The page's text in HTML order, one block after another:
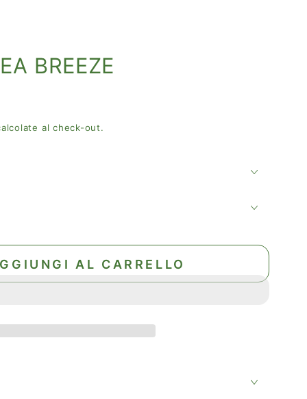
BREEZE
al check-out.
AL CARRELLO